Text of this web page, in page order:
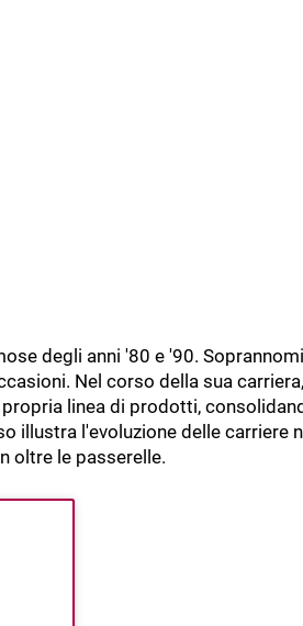
degli anni '80 e '90.
Nel corso della sua
linea di prodotti,
illustra l'evoluzione delle carriere
oltre le passerelle.